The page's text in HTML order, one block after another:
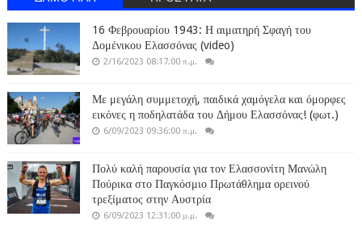
16 Φεβρουαρίου 1943: Η αιματηρή Σφαγή του
Δομένικου Ελασσόνας (video)
2/16/2023 08:17:00 π.μ.
Με μεγάλη συμμετοχή, παιδικά χαμόγελα και όμορφες
εικόνες η ποδηλατάδα του Δήμου Ελασσόνας! (φωτ.)
6/09/2023 09:36:00 π.μ.
Πολύ καλή παρουσία για τον Ελασσονίτη Μανώλη
Πούρικα στο Παγκόσμιο Πρωτάθλημα ορεινού
τρεξίματος στην Αυστρία
6/09/2023 12:31:00 μ.μ.